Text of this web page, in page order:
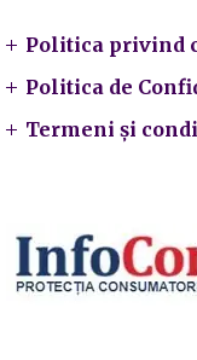
Politica privind
Politica de
Termeni și